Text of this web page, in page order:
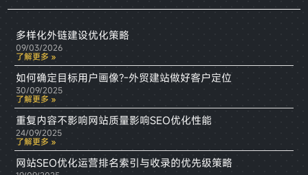
多样化外链建设优化策略
09/03/2026
了解更多 »
如何确定目标用户画像?-外贸建站做好客户定位
30/09/2025
了解更多 »
重复内容不影响网站质量影响SEO优化性能
24/09/2025
了解更多 »
网站SEO优化运营排名索引与收录的优先级策略